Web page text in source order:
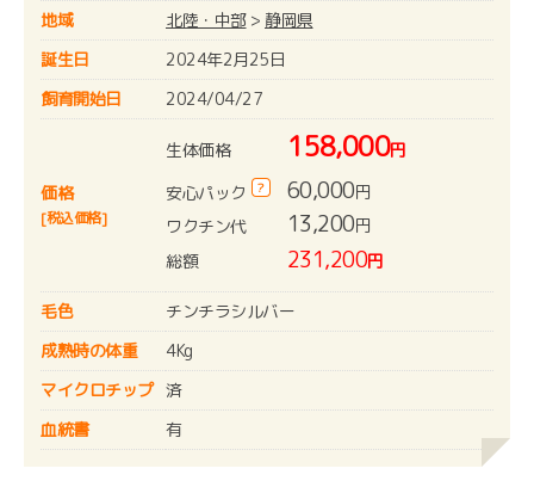
地域
北陸・中部> 静岡県
誕生日
2024年2月25日
飼育開始日
2024/04/27
価格
[税込価格]
生体価格 158,000円
安心パック
? 60,000円
ワクチン代
13,200円
総額
231,200円
毛色
チンチラシルバー
成熟時の体重
4Kg
マイクロチップ 済
血統書
有